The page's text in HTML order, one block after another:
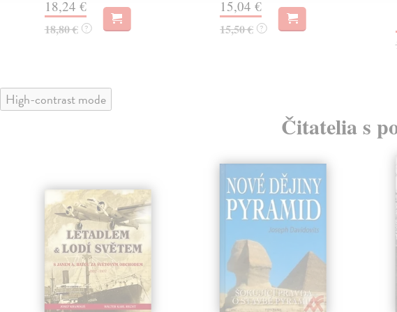
18,24 €
18,80 € ?
15,04 €
15,50 € ?
High-contrast mode
Čitatelia s